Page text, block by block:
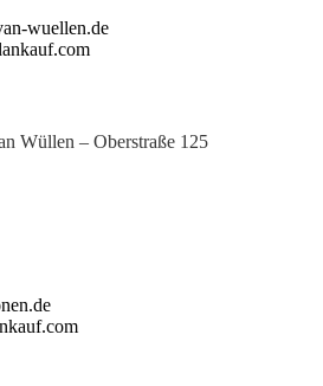
wuellen.de
Wüllen – Oberstraße 125